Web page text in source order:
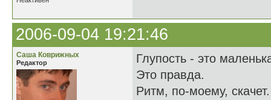
2006-09-04 19:21:46
Саша Коврижных
Редактор
Глупость - это
Это правда.
Ритм, по-моему, скачет.